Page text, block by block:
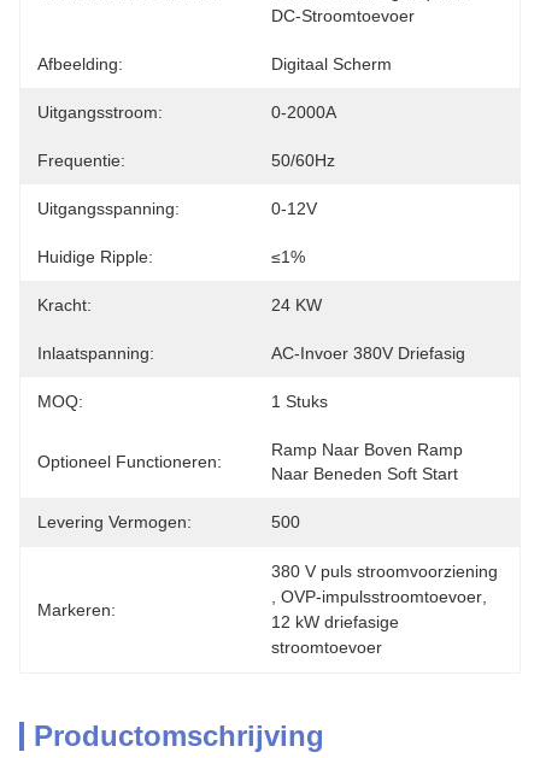
DC-Stroomtoevoer
Afbeelding: Digitaal Scherm
Uitgangsstroom: 0-2000A
Frequentie: 50/60Hz
Uitgangsspanning: 0-12V
Huidige Ripple: ≤1%
Kracht: 24 KW
Inlaatspanning: AC-Invoer 380V Driefasig
MOQ: 1 Stuks
Optioneel Functioneren:
Ramp Naar Boven Ramp
Naar Beneden Soft Start
Levering Vermogen: 500
Markeren:
380 V puls stroomvoorziening
OVP-impulsstroomtoevoer
12 kW driefasige
stroomtoevoer
Productomschrijving